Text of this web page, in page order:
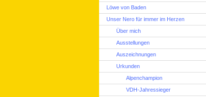
Löwe von Baden
Unser Nero für immer im Herzen
Über mich
Ausstellungen
Auszeichnungen
Urkunden
Alpenchampion
VDH-Jahressieger